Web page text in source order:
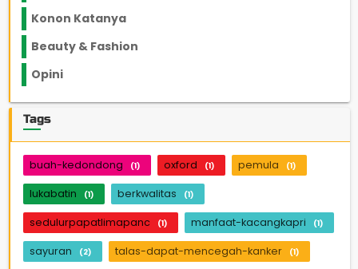
Konon Katanya
Beauty & Fashion
Opini
Tags
buah-kedondong (1) oxford (1) pemula (1)
lukabatin (1) berkwalitas (1)
sedulurpapatlimapanc (1) manfaat-kacangkapri (1)
sayuran (2) talas-dapat-mencegah-kanker (1)